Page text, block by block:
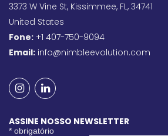
3373 W Vine St, Kissimmee, FL, 34741
United States
Fone: +1 407-750-9094
Email: info@nimbleevolution.com
ASSINE NOSSO NEWSLETTER
* obrigatório